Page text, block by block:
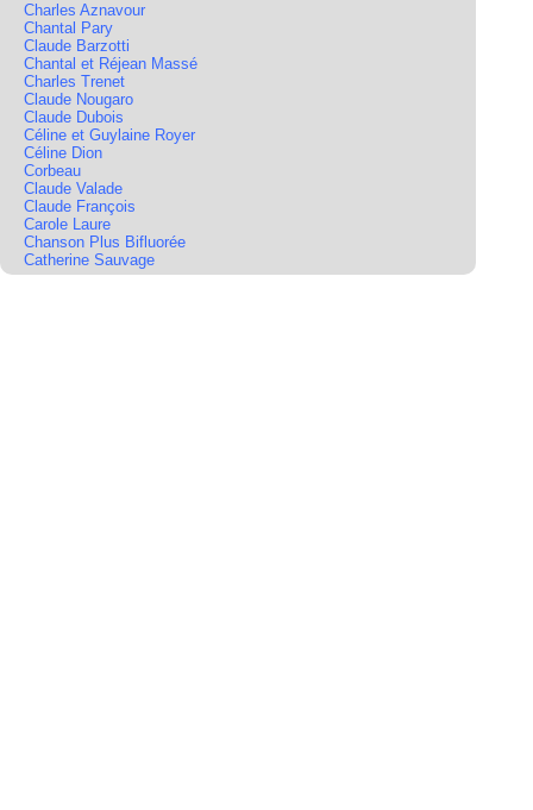
Charles Aznavour
Chantal Pary
Claude Barzotti
Chantal et Réjean Massé
Charles Trenet
Claude Nougaro
Claude Dubois
Céline et Guylaine Royer
Céline Dion
Corbeau
Claude Valade
Claude François
Carole Laure
Chanson Plus Bifluorée
Catherine Sauvage